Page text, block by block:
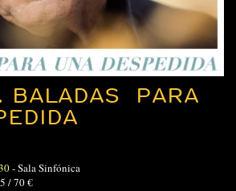
BALADAS PARA
-Sala Sinfónica
/ 70 €